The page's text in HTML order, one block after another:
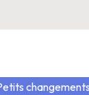
changements